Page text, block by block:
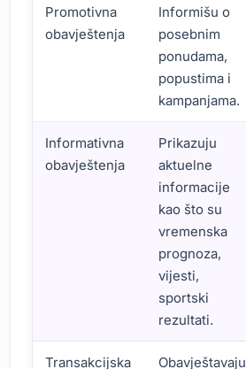
Promotivna
obavještenja
Informišu o
posebnim
ponudama,
popustima i
kampanjama.
Informativna
obavještenja
Prikazuju
aktuelne
informacije
kao što su
vremenska
prognoza,
vijesti,
sportski
rezultati.
Transakcijska
Obavještavaju